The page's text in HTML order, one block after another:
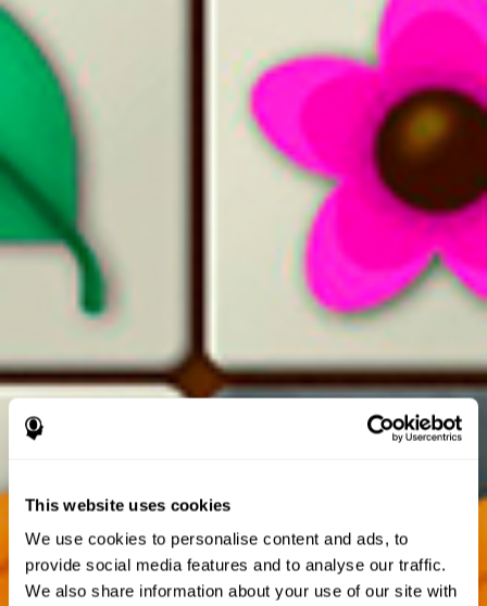
This website uses cookies
We use cookies to personalise content and ads, to
provide social media features and to analyse our traffic.
We also share information about your use of our site with